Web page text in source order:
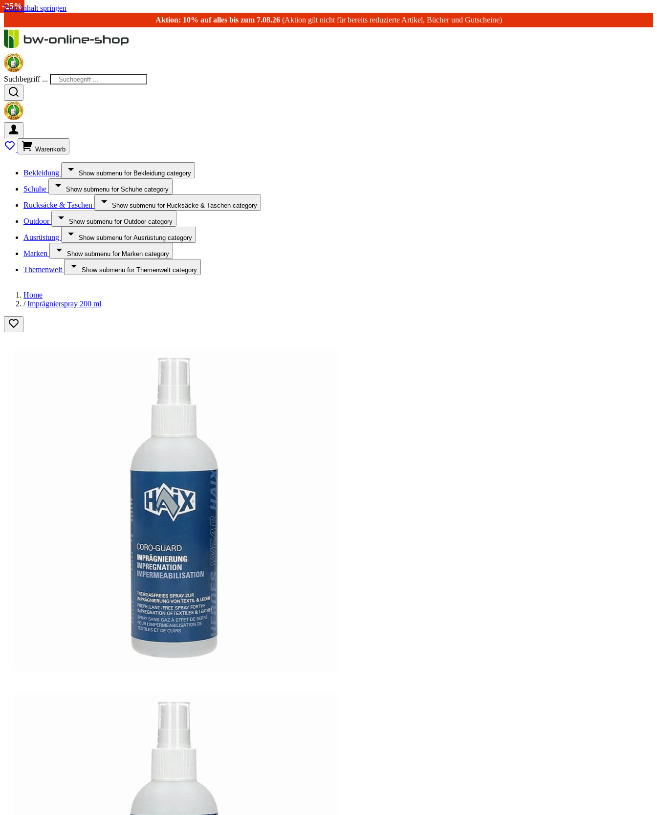
Zum Inhalt springen
Aktion: 10% auf alles bis zum 7.08.26(Aktion gilt nicht für bereits reduzierte Artikel, Bücher und Gutscheine)
Suchbegriff ...
Warenkorb
Bekleidung Show submenu for Bekleidung category
Schuhe Show submenu for Schuhe category
Rucksäcke & Taschen Show submenu for Rucksäcke & Taschen category
Outdoor Show submenu for Outdoor category
Ausrüstung Show submenu for Ausrüstung category
Marken Show submenu for Marken category
Themenwelt Show submenu for Themenwelt category
Home
/ Imprägnierspray 200 ml
-25%